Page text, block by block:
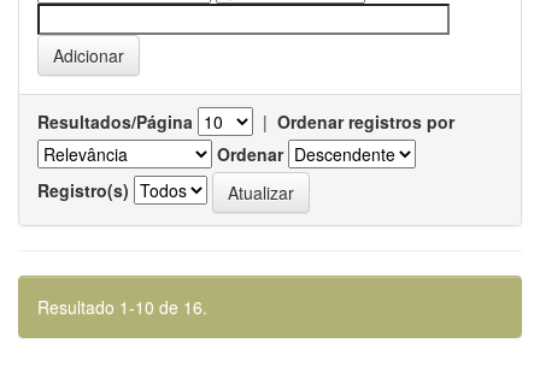
Resultados/Página | Ordenar registros por
Ordenar
Registro(s)
Resultado 1-10 de 16.